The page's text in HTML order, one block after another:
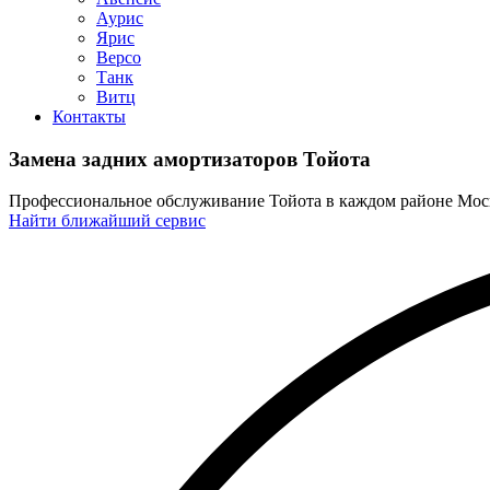
Аурис
Ярис
Версо
Танк
Витц
Контакты
Замена задних амортизаторов Тойота
Профессиональное обслуживание Тойота в каждом районе
Найти ближайший сервис